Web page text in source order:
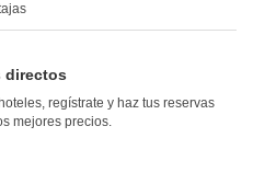
directos
regístrate y haz tus reservas
mejores precios.